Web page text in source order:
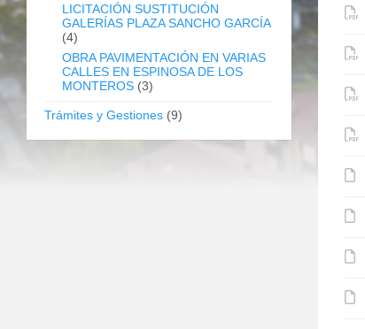
LICITACIÓN SUSTITUCIÓN
GALERÍAS PLAZA SANCHO GARCÍA
(4)
OBRA PAVIMENTACIÓN EN VARIAS
CALLES EN ESPINOSA DE LOS
MONTEROS (3)
Trámites y Gestiones (9)